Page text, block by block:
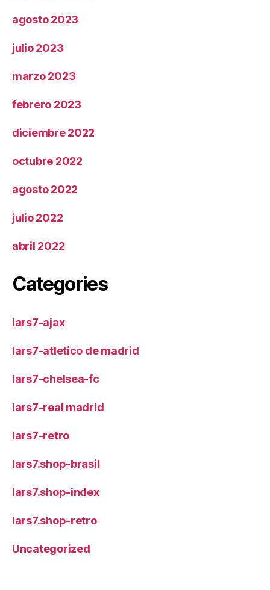
agosto 2023
julio 2023
marzo 2023
febrero 2023
diciembre 2022
octubre 2022
agosto 2022
julio 2022
abril 2022
Categories
lars7-ajax
lars7-atletico de madrid
lars7-chelsea-fc
lars7-real madrid
lars7-retro
lars7.shop-brasil
lars7.shop-index
lars7.shop-retro
Uncategorized